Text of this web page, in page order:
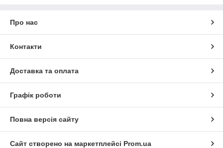
Про нас
Контакти
Доставка та оплата
Графік роботи
Повна версія сайту
Сайт створено на маркетплейсі Prom.ua